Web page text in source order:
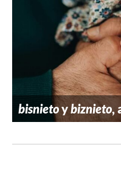
bisnietoybiznieto,